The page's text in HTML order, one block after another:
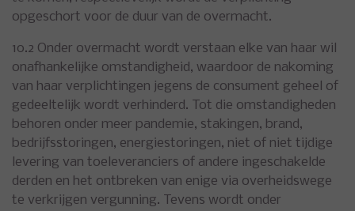
opgeschort voor de duur van de overmacht.
10.2 Onder overmacht wordt verstaan elke van haar wil
onafhankelijke omstandigheid, waardoor de nakoming
van haar verplichtingen jegens de consument geheel of
gedeeltelijk wordt verhinderd. Tot die omstandigheden
behoren onder meer pandemie, stakingen, brand,
bedrijfsstoringen, energiestoringen, niet of niet tijdige
levering van toeleveranciers of andere ingeschakelde
derden en het ontbreken van enige via overheidswege
te verkrijgen vergunning. Tevens wordt onder